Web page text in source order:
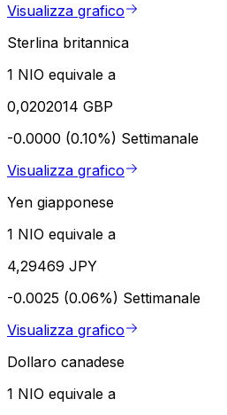
Visualizza grafico
Sterlina britannica
1 NIO equivale a
0,0202014 GBP
-0.0000 (0.10%) Settimanale
Visualizza grafico
Yen giapponese
1 NIO equivale a
4,29469 JPY
-0.0025 (0.06%) Settimanale
Visualizza grafico
Dollaro canadese
1 NIO equivale a